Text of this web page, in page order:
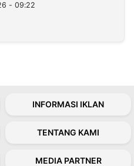
- 09:22
INFORMASI IKLAN
TENTANG KAMI
MEDIA PARTNER